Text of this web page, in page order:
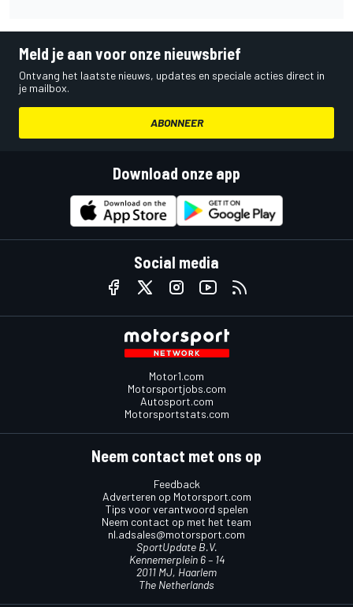
Meld je aan voor onze nieuwsbrief
Ontvang het laatste nieuws, updates en speciale acties direct in
je mailbox.
ABONNEER
Download onze app
Social media
Motor1.com
Motorsportjobs.com
Autosport.com
Motorsportstats.com
Neem contact met ons op
Feedback
Adverteren op Motorsport.com
Tips voor verantwoord spelen
Neem contact op met het team
nl.adsales@motorsport.com
SportUpdate B.V.
Kennemerplein 6 – 14
2011 MJ, Haarlem
The Netherlands